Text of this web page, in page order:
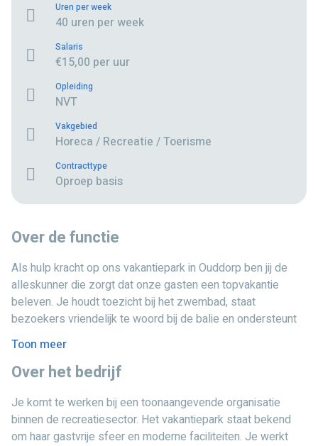
Uren per week
40 uren per week
Salaris
€15,00 per uur
Opleiding
NVT
Vakgebied
Horeca / Recreatie / Toerisme
Contracttype
Oproep basis
Over de functie
Als hulp kracht op ons vakantiepark in Ouddorp ben jij de
alleskunner die zorgt dat onze gasten een topvakantie
beleven. Je houdt toezicht bij het zwembad, staat
bezoekers vriendelijk te woord bij de balie en ondersteunt
bij diverse recreatieve werkzaamheden. Jouw inzet zorgt
voor een veilige en gastvrije sfeer op het park.
Op een gemiddelde werkdag begin je bijvoorbeeld met het
controleren van de zwembadveiligheid. Daarna help je bij de
receptie met in- en uitchecken, beantwoord je vragen van
gasten en bedien je het kassasysteem. Tussendoor spring
Toon meer
Over het bedrijf
Je komt te werken bij een toonaangevende organisatie
binnen de recreatiesector. Het vakantiepark staat bekend
om haar gastvrije sfeer en moderne faciliteiten. Je werkt